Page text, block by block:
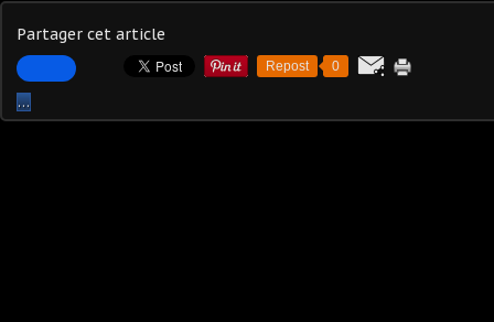
Partager cet article
Repost 0
…